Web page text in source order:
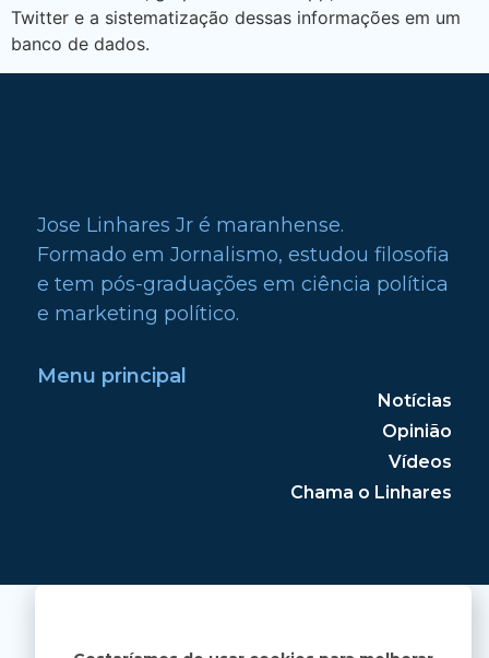
Twitter e a sistematização dessas informações em um
banco de dados.
Jose Linhares Jr é maranhense.
Formado em Jornalismo, estudou filosofia
e tem pós-graduações em ciência política
e marketing político.
Menu principal
Notícias
Opinião
Vídeos
Chama o Linhares